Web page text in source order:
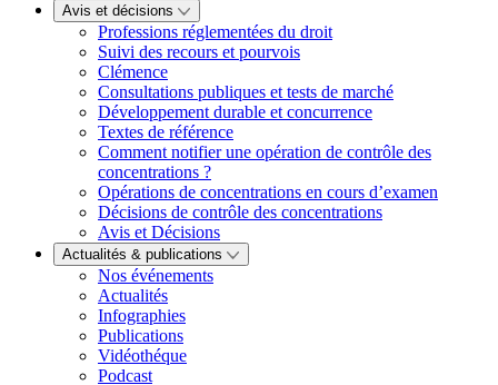
Avis et décisions
Professions réglementées du droit
Suivi des recours et pourvois
Clémence
Consultations publiques et tests de marché
Développement durable et concurrence
Textes de référence
Comment notifier une opération de contrôle des
concentrations ?
Opérations de concentrations en cours d’examen
Décisions de contrôle des concentrations
Avis et Décisions
Actualités & publications
Nos événements
Actualités
Infographies
Publications
Vidéothéque
Podcast